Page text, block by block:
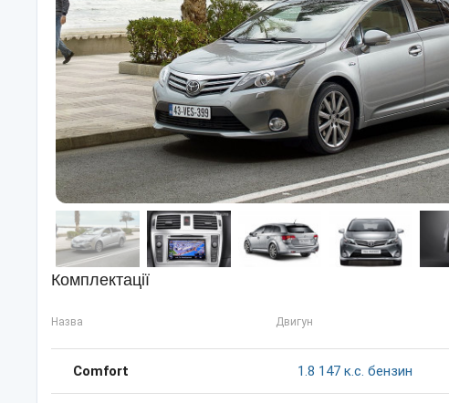
Комплектації
Назва Двигун
Comfort 1.8 147 к.c. бензин